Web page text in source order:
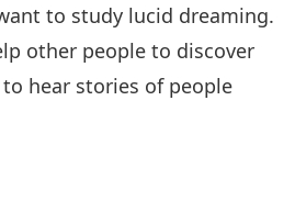
to study lucid dreaming.
other people to discover
hear stories of people